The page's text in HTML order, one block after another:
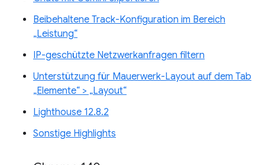
Beibehaltene Track-Konfiguration im Bereich
„Leistung“
IP-geschützte Netzwerkanfragen filtern
Unterstützung für Mauerwerk-Layout auf dem Tab
„Elemente“ > „Layout“
Lighthouse 12.8.2
Sonstige Highlights